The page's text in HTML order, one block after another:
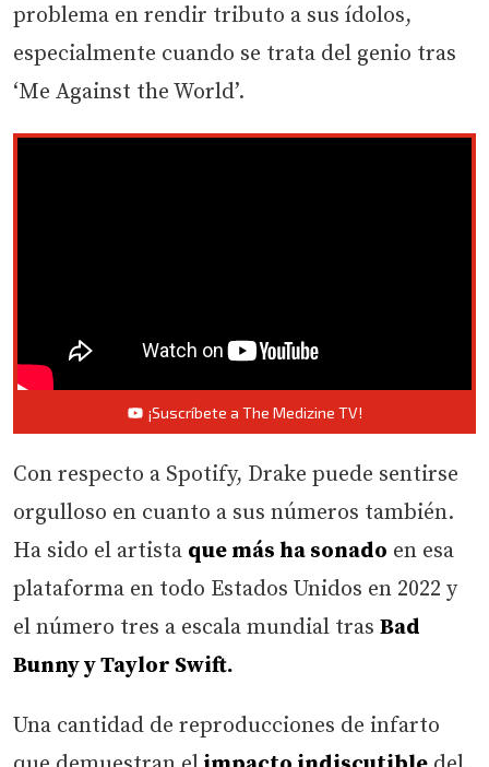
problema en rendir tributo a sus ídolos,
especialmente cuando se trata del genio tras
‘Me Against the World’.
¡Suscríbete a The Medizine TV!
Con respecto a Spotify, Drake puede sentirse
orgulloso en cuanto a sus números también.
Ha sido el artista que más ha sonado en esa
plataforma en todo Estados Unidos en 2022 y
el número tres a escala mundial tras Bad
Bunny y Taylor Swift.
Una cantidad de reproducciones de infarto